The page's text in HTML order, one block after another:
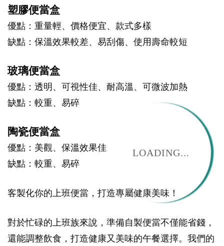
LOADING...
塑膠便當盒
優點：重量輕、價格便宜、款式多樣
缺點：保溫效果較差、易刮傷、使用壽命較短
玻璃便當盒
優點：透明、可視性佳、耐高溫、可微波加熱
缺點：較重、易碎
陶瓷便當盒
優點：美觀、保溫效果佳
缺點：較重、易碎
客製化你的上班便當，打造專屬健康美味！
對於忙碌的上班族來說，準備自製便當不僅能省錢，
還能調整飲食，打造健康又美味的午餐選擇。我們的